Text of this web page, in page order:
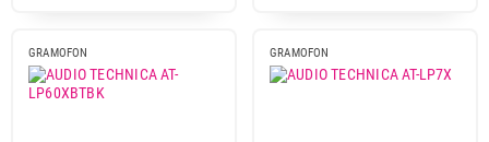
GRAMOFON GRAMOFON